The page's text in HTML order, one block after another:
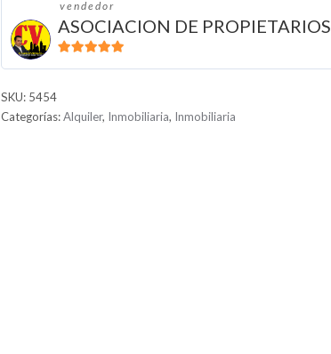
vendedor
ASOCIACION DE PROPIETARIOS
SKU: 5454
Categorías:Alquiler, Inmobiliaria, Inmobiliaria